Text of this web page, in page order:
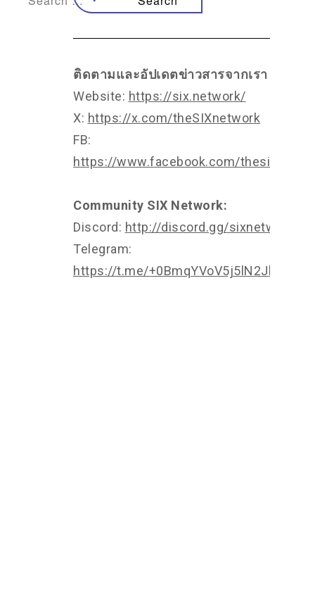
ติดตามและอัปเดตข่าวสารจากเรา
Website: https://six.network/
X: https://x.com/theSIXnetwork
FB:
https://www.facebook.com/
Community SIX Network:
Discord: http://discord.gg/sixnetwork
Telegram:
https://t.me/+0BmqYVoV5j5lN2Jl